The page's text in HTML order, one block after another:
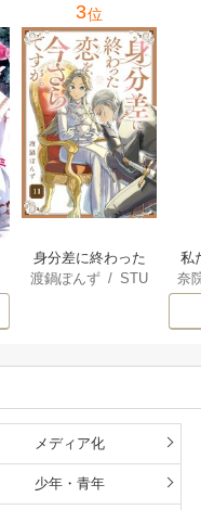
3位
身分差に終わった
恋を、今さらです
渡鍋ぽんず /STU
私
せ
奈
メディア化
少年・青年